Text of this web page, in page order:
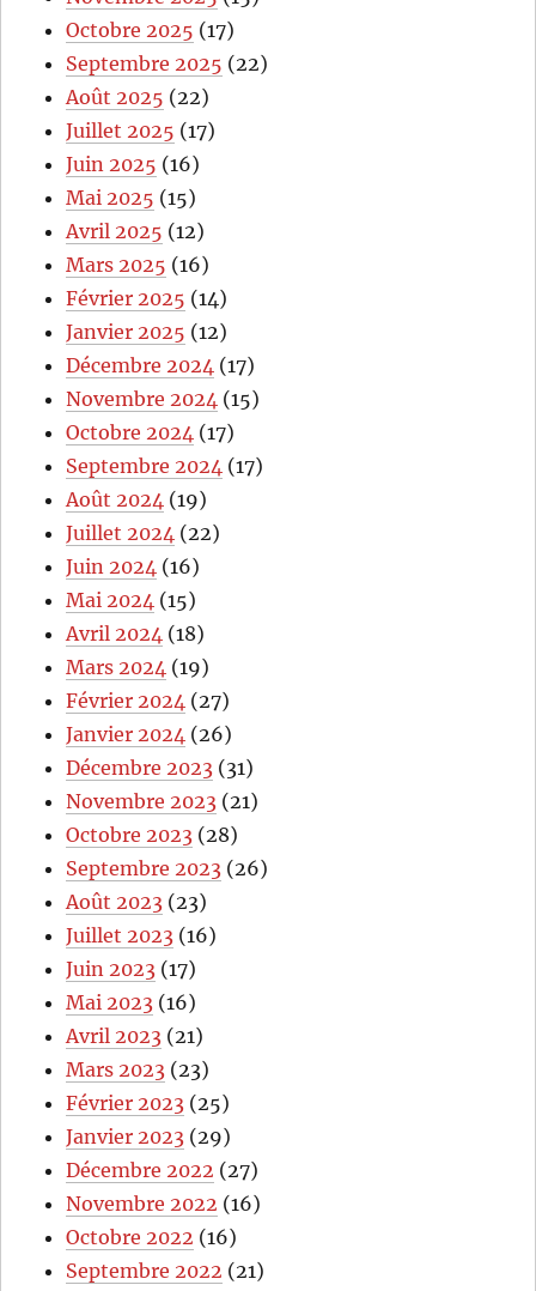
Octobre 2025 (17)
Septembre 2025 (22)
Août 2025 (22)
Juillet 2025 (17)
Juin 2025 (16)
Mai 2025 (15)
Avril 2025 (12)
Mars 2025 (16)
Février 2025 (14)
Janvier 2025 (12)
Décembre 2024 (17)
Novembre 2024 (15)
Octobre 2024 (17)
Septembre 2024 (17)
Août 2024 (19)
Juillet 2024 (22)
Juin 2024 (16)
Mai 2024 (15)
Avril 2024 (18)
Mars 2024 (19)
Février 2024 (27)
Janvier 2024 (26)
Décembre 2023 (31)
Novembre 2023 (21)
Octobre 2023 (28)
Septembre 2023 (26)
Août 2023 (23)
Juillet 2023 (16)
Juin 2023 (17)
Mai 2023 (16)
Avril 2023 (21)
Mars 2023 (23)
Février 2023 (25)
Janvier 2023 (29)
Décembre 2022 (27)
Novembre 2022 (16)
Octobre 2022 (16)
Septembre 2022 (21)